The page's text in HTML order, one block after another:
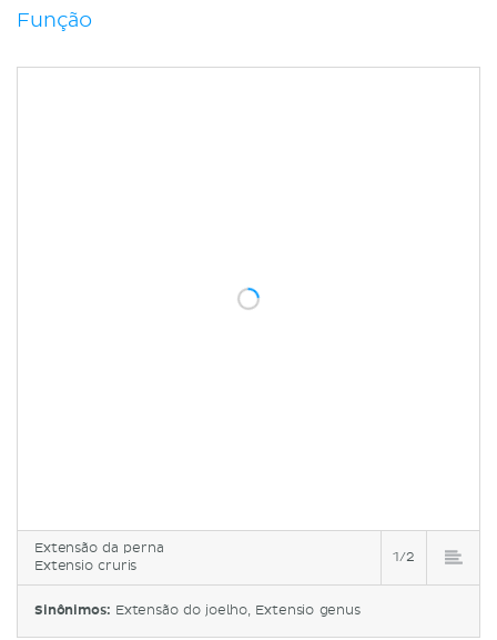
Função
Extensão da perna
Extensio cruris
1/2
Sinônimos: Extensão do joelho, Extensio genus